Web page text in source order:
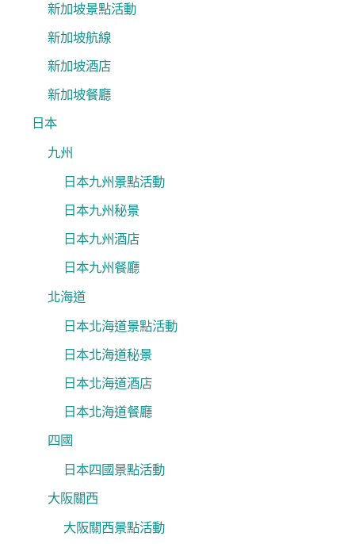
新加坡景點活動
新加坡航線
新加坡酒店
新加坡餐廳
日本
九州
日本九州景點活動
日本九州秘景
日本九州酒店
日本九州餐廳
北海道
日本北海道景點活動
日本北海道秘景
日本北海道酒店
日本北海道餐廳
四國
日本四國景點活動
大阪關西
大阪關西景點活動